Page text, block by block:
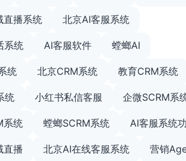
直播系统 北京AI客服系统
系统 AI客服软件 螳螂AI
统 北京CRM系统 教育CRM系统
统 小红书私信客服 企微SCRM系
系统 螳螂SCRM系统 AI客服系统
直播 北京AI在线客服系统 营销